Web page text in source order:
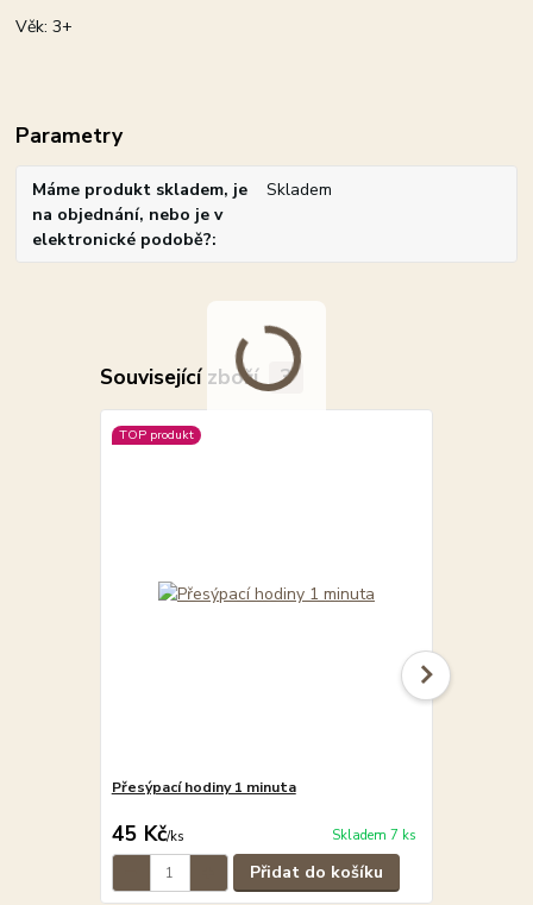
Věk: 3+
Parametry
Máme produkt skladem, je
na objednání, nebo je v
elektronické podobě?
Skladem
Související zboží 3
TOP produkt
Přesýpací hodiny 1 minuta
45 Kč/ks Skladem 7 ks
Přidat do košíku